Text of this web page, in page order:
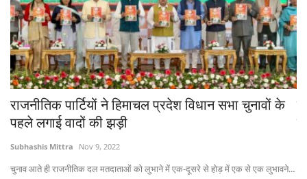
राजनीतिक पार्टियों ने हिमाचल प्रदेश विधान सभा चुनावों के
पहले लगाई वादों की झड़ी
Subhashis Mittra Nov 9, 2022
चुनाव आते ही राजनीतिक दल मतदाताओं को लुभाने में एक-दूसरे से होड़ में एक से एक लुभावने...